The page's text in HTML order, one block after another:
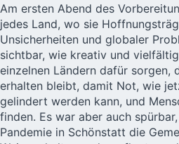
Am ersten Abend des
jedes Land, wo sie
Unsicherheiten und globaler
sichtbar, wie kreativ und
einzelnen Ländern dafür sorgen,
erhalten bleibt, damit Not, wie
gelindert werden kann, und
finden. Es war aber auch
Pandemie in Schönstatt die